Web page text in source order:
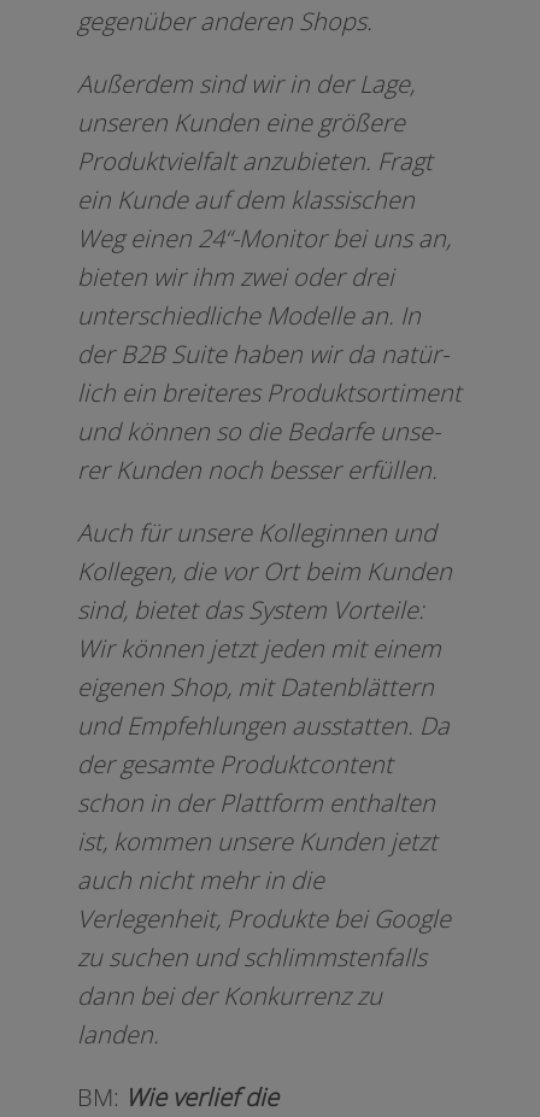
gegen­über ande­ren Shops.
Außerdem sind wir in der Lage,
unse­ren Kunden eine grö­ße­re
Produktvielfalt anzu­bie­ten. Fragt
ein Kunde auf dem klas­si­schen
Weg einen 24“-Monitor bei uns an,
bie­ten wir ihm zwei oder drei
unter­schied­li­che Modelle an. In
der B2B Suite haben wir da natür­
lich ein brei­te­res Produktsortiment
und kön­nen so die Bedarfe unse­
rer Kunden noch bes­ser erfüllen.
Auch für unse­re Kolleginnen und
Kollegen, die vor Ort beim Kunden
sind, bie­tet das System Vorteile:
Wir kön­nen jetzt jeden mit einem
eige­nen Shop, mit Datenblättern
und Empfehlungen aus­stat­ten. Da
der gesam­te Produktcontent
schon in der Plattform ent­hal­ten
ist, kom­men unse­re Kunden jetzt
auch nicht mehr in die
Verlegenheit, Produkte bei Google
zu suchen und schlimms­ten­falls
dann bei der Konkurrenz zu
landen.
BM: Wie ver­lief die